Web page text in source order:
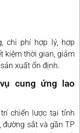
chi phí hợp lý, hợp
kiệm thời gian, giảm
xuất ổn định.
cung ứng lao
chiến lược tại tỉnh
sắt và gần TP